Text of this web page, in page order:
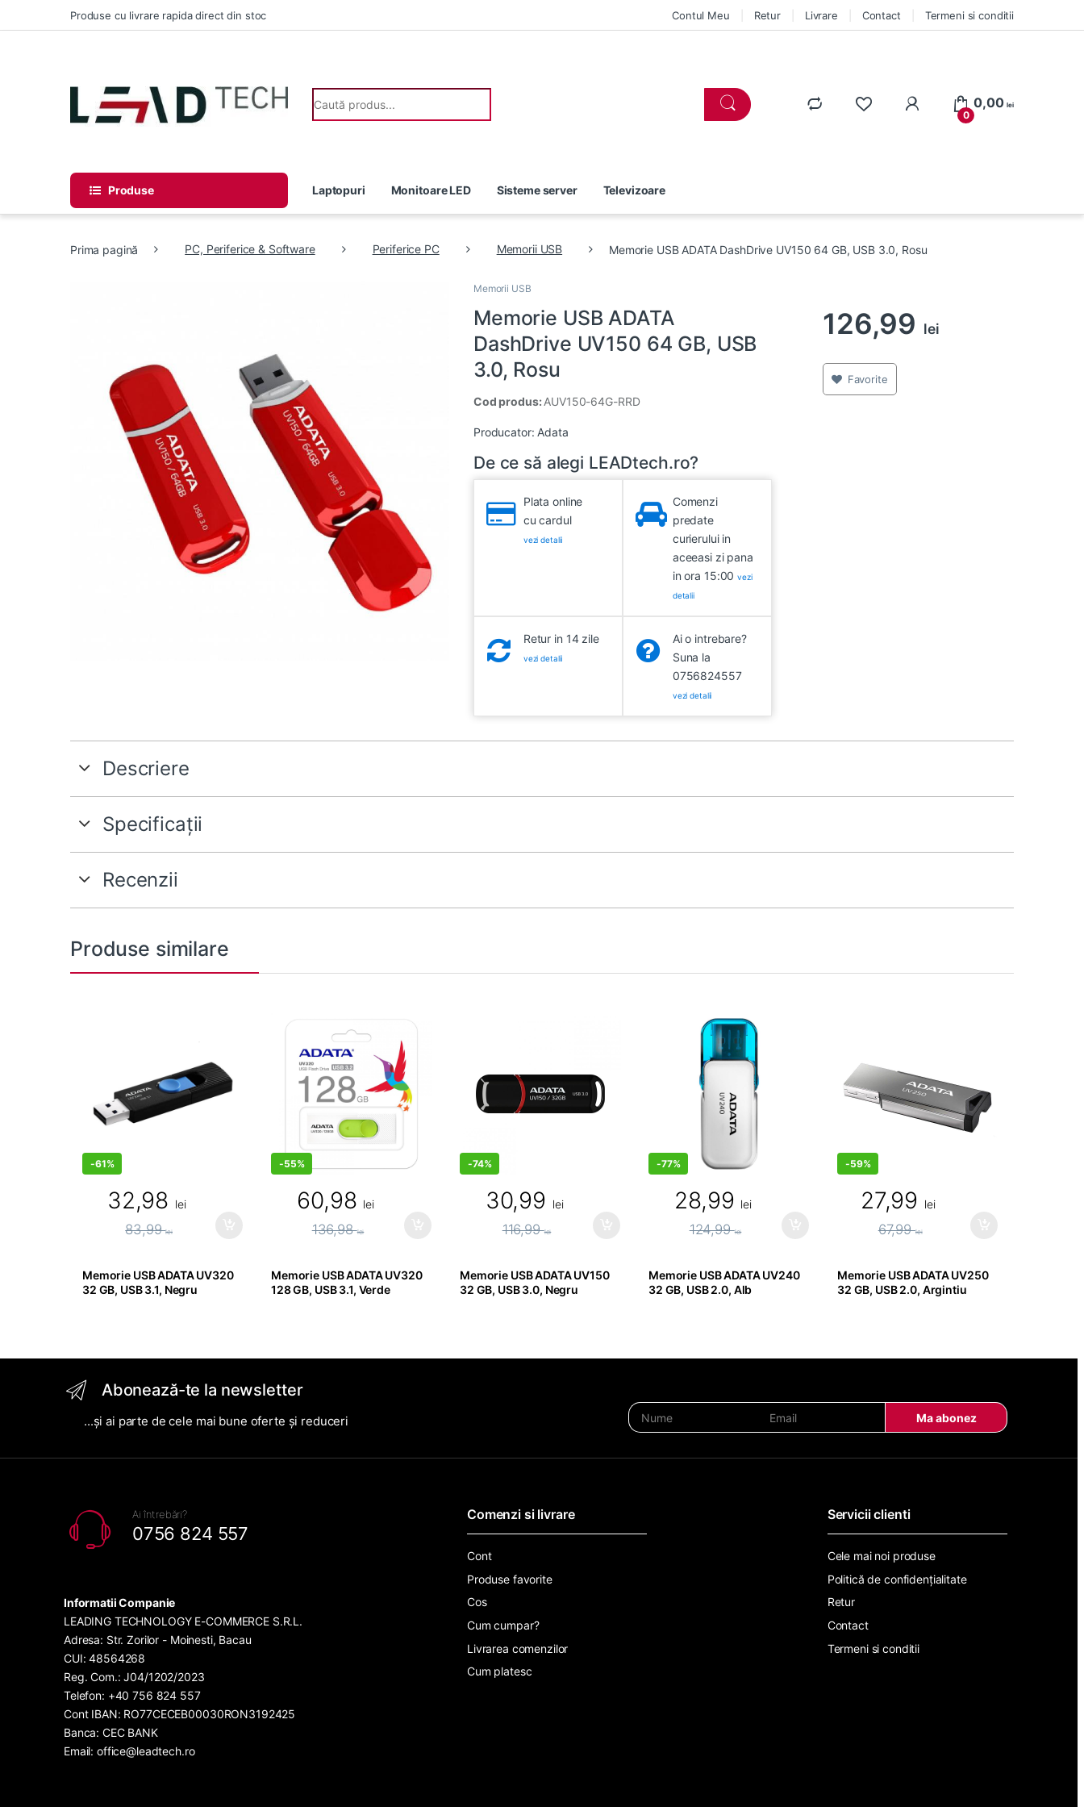
Skip to navigation
Skip to contentProduse cu livrare rapida direct din stoc Contul Meu Retur Livrare Contact Termeni si conditii
Search for:
0
0,00lei
Produse Laptopuri Monitoare LED Sisteme server Televizoare
Prima pagină PC, Periferice & Software Periferice PC Memorii USB Memorie USB ADATA DashDrive UV150 64 GB, USB 3.0, Rosu
Memorii USB
Memorie USB ADATA
DashDrive UV150 64 GB, USB
3.0, Rosu
Cod produs: AUV150-64G-RRD
Producator: Adata
De ce să alegi LEADtech.ro?
Plata online
cu cardul
vezi detalii
Comenzi
predate
curierului in
aceeasi zi pana
in ora 15:00vezi
detalii
Retur in 14 zile
vezi detalii
Ai o intrebare?
Suna la
0756824557
vezi detalii
126,99 lei
Favorite
Descriere
Specificații
Recenzii
Produse similare
Memorie USB ADATA UV320
32 GB, USB 3.1, Negru
-61%
32,98 lei
83,99lei
Memorie USB ADATA UV320
128 GB, USB 3.1, Verde
-55%
60,98 lei
136,98lei
Memorie USB ADATA UV150
32 GB, USB 3.0, Negru
-74%
30,99 lei
116,99lei
Memorie USB ADATA UV240
32 GB, USB 2.0, Alb
-77%
28,99 lei
124,99lei
Memorie USB ADATA UV250
32 GB, USB 2.0, Argintiu
-59%
27,99 lei
67,99lei
Abonează-te la newsletter
...și ai parte de cele mai bune oferte și reduceri
a
Ma abonez
Ai întrebări?
0756 824 557
Informatii Companie
LEADING TECHNOLOGY E-COMMERCE S.R.L.
Adresa: Str. Zorilor - Moinesti, Bacau
CUI: 48564268
Reg. Com.: J04/1202/2023
Telefon: +40 756 824 557
Cont IBAN: RO77CECEB00030RON3192425
Banca: CEC BANK
Email: office@leadtech.ro
Comenzi si livrare
Cont
Produse favorite
Cos
Cum cumpar?
Livrarea comenzilor
Cum platesc
Servicii clienti
Cele mai noi produse
Politică de confidențialitate
Retur
Contact
Termeni si conditii